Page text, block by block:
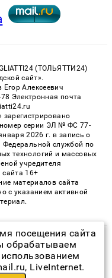
(ТОЛЬЯТТИ24)
сайт».
Алексеевич
Электронная почта
зарегистрировано
серии ЭЛ № ФС 77-
2026 г. в запись о
службой по
технологий и массовых
учредителя
сайта 16+
материалов сайта
с указанием активной
защищены
16+
посещения сайта
обрабатываем
LiveInternet.